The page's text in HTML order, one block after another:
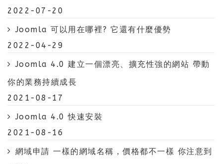
2022-07-20
Joomla 可以用在哪裡? 它還有什麼優勢
2022-04-29
Joomla 4.0 建立一個漂亮、擴充性強的網站 帶動
你的業務持續成長
2021-08-17
Joomla 4.0 快速安裝
2021-08-16
網域申請 一樣的網域名稱，價格都不一樣 你注意到